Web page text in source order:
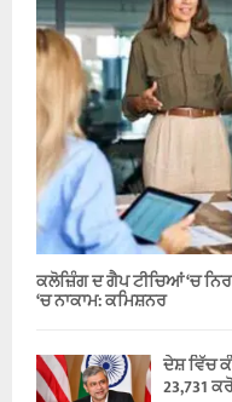
ਕਲੋਜ਼ਿੰਗ ਦ ਗੈਪ ਟੀਚਿਆਂ ‘ਚ
‘ਚ ਨਾਕਾਮ: ਕਮਿਸ਼ਨਰ
ਦੇਸ਼ ਵਿੱਚ
23,731